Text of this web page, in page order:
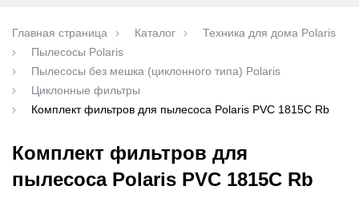
Главная страница Каталог
Техника для дома Polaris
Пылесосы Polaris
Пылесосы без мешка (циклонного типа) Polaris
Циклонные фильтры
Комплект фильтров для пылесоса Polaris PVC 1815C Rb
Комплект фильтров для
пылесоса Polaris PVC 1815C Rb